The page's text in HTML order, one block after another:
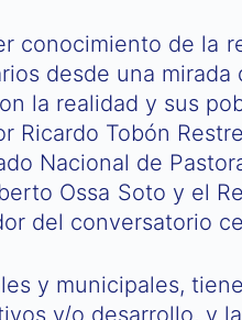
conocimiento de la
desde una mirada
la realidad y sus
Ricardo Tobón
Nacional de
Ossa Soto y el
del conversatorio
y municipales,
y/o desarrollo, y